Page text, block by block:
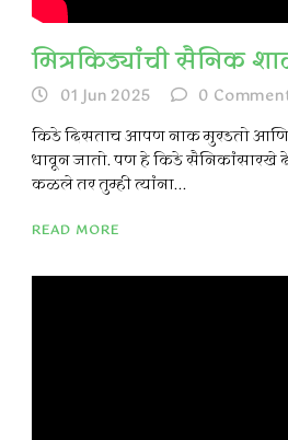
मित्रकिड्यांची सैनिक
01 Jun 2025 0
किडे दिसताच आपण नाक मुरडतो आणि
धावून जातो. पण हे किडे सैनिकांसारखे
कळले तर तुम्ही त्यांना...
READ MORE